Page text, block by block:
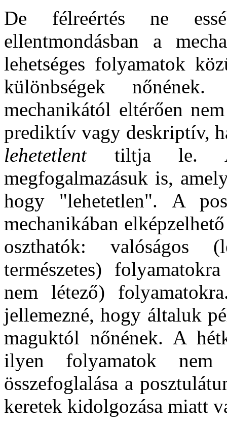
De félreértés ne
ellentmondásban a
lehetséges folyamatok
különbségek
mechanikától eltérően
prediktív vagy deskriptív,
lehetetlenttiltja le. A
megfogalmazásuk is,
hogy "lehetetlen". A
mechanikában
oszthatók: valóságos
természetes)
nem létező)
jellemezné, hogy általuk
maguktól nőnének. A
ilyen folyamatok nem
összefoglalása a
keretek kidolgozása miatt